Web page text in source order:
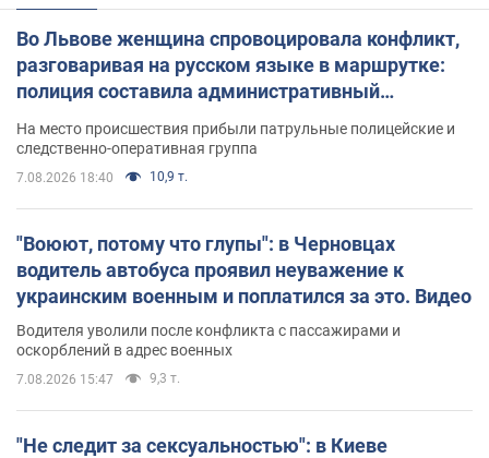
Во Львове женщина спровоцировала конфликт,
разговаривая на русском языке в маршрутке:
полиция составила административный
На место происшествия прибыли патрульные полицейские и
следственно-оперативная группа
7.08.2026 18:40 10,9 т.
"Воюют, потому что глупы": в Черновцах
водитель автобуса проявил неуважение к
украинским военным и поплатился за это. Видео
Водителя уволили после конфликта с пассажирами и
оскорблений в адрес военных
7.08.2026 15:47 9,3 т.
"Не следит за сексуальностью": в Киеве